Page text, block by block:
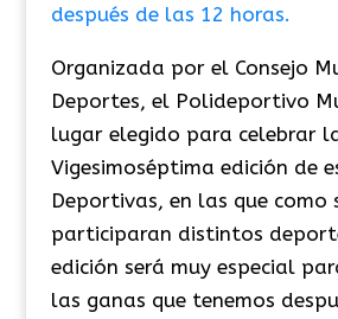
después de las 12 horas.
Organizada por el Consejo
Deportes, el Polideportivo
lugar elegido para celebrar
Vigesimoséptima edición de
Deportivas, en las que como
participaran distintos
edición será muy especial
las ganas que tenemos